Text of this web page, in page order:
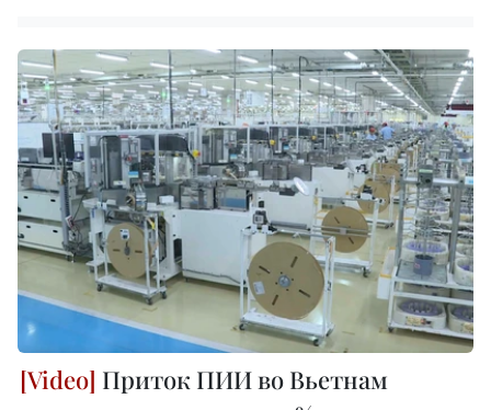
Приток ПИИ во Вьетнам